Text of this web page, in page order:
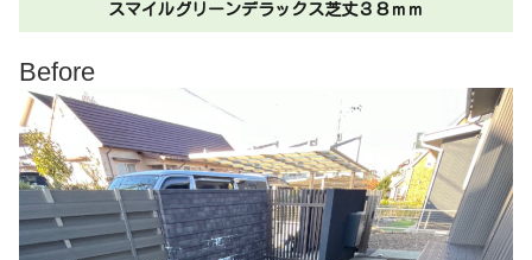
スマイルグリーンデラックス芝丈３８ｍｍ
Before